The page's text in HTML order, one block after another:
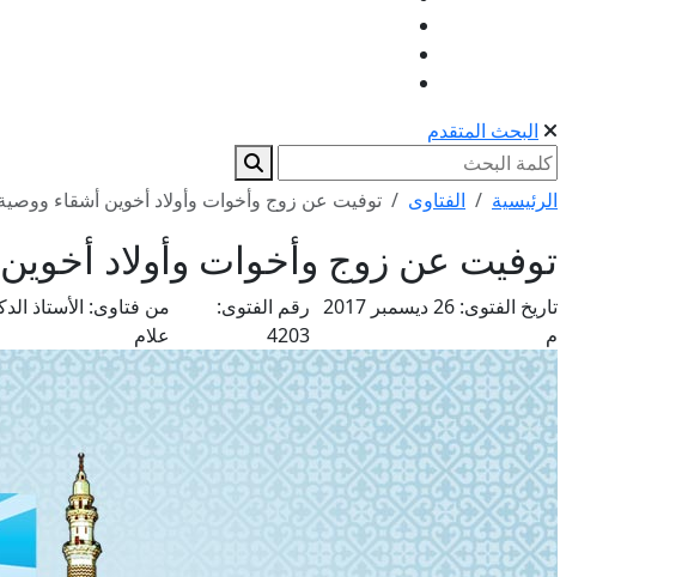
البحث المتقدم
الرئيسية الفتاوى توفيت عن زوج وأخوات وأولاد أخوين أشقاء
توفيت عن زوج وأخوات وأولاد
تاريخ الفتوى:
26 ديسمبر 2017
م
رقم الفتوى:
4203
من فتاوى: الأستاذ
علام